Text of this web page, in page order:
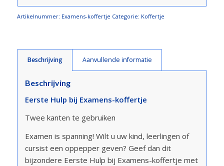
Artikelnummer: Examens-koffertje Categorie: Koffertje
Beschrijving Aanvullende informatie
Beschrijving
Eerste Hulp bij Examens-koffertje
Twee kanten te gebruiken
Examen is spanning! Wilt u uw kind, leerlingen of
cursist een oppepper geven? Geef dan dit
bijzondere Eerste Hulp bij Examens-koffertje met